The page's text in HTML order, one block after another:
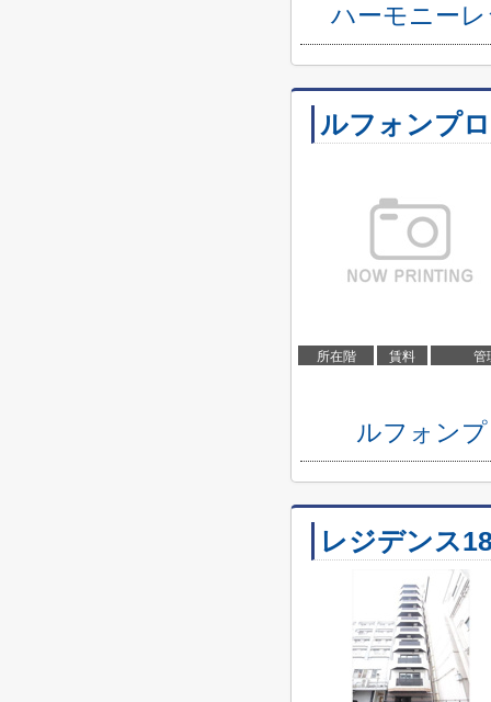
ハーモニー
ルフォンプ
所在階 賃料 管
ルフォン
レジデンス